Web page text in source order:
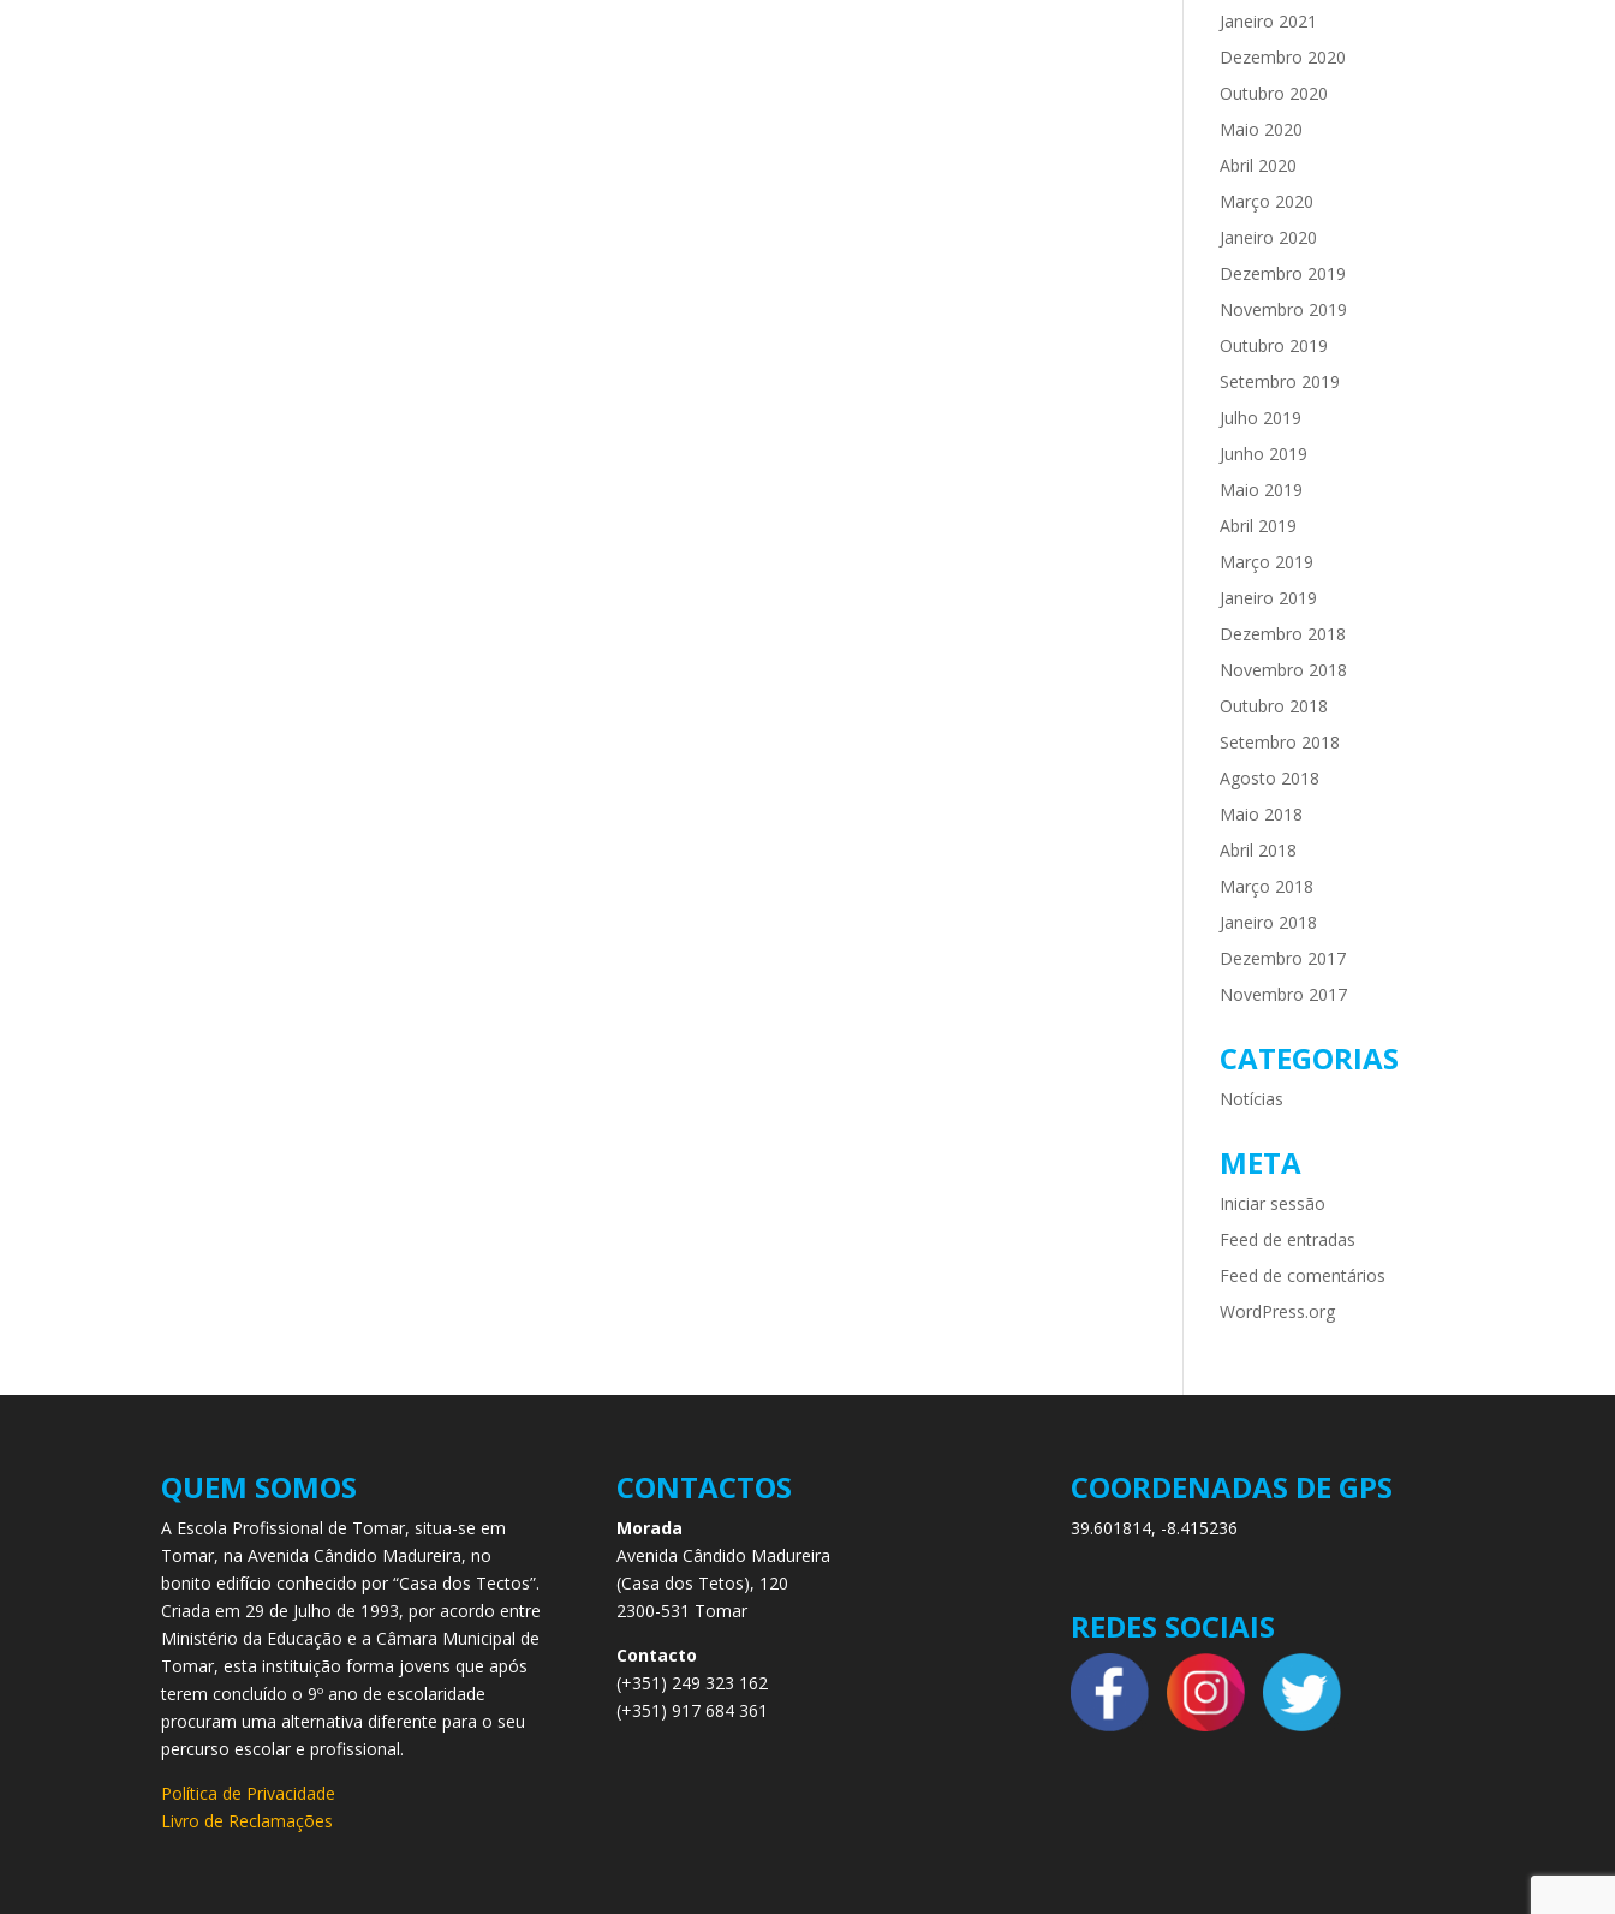
Janeiro 2021
Dezembro 2020
Outubro 2020
Maio 2020
Abril 2020
Março 2020
Janeiro 2020
Dezembro 2019
Novembro 2019
Outubro 2019
Setembro 2019
Julho 2019
Junho 2019
Maio 2019
Abril 2019
Março 2019
Janeiro 2019
Dezembro 2018
Novembro 2018
Outubro 2018
Setembro 2018
Agosto 2018
Maio 2018
Abril 2018
Março 2018
Janeiro 2018
Dezembro 2017
Novembro 2017
CATEGORIAS
Notícias
META
Iniciar sessão
Feed de entradas
Feed de comentários
WordPress.org
QUEM SOMOS
A Escola Profissional de Tomar, situa-se em
Tomar, na Avenida Cândido Madureira, no
bonito edifício conhecido por “Casa dos Tectos”.
Criada em 29 de Julho de 1993, por acordo entre
Ministério da Educação e a Câmara Municipal de
Tomar, esta instituição forma jovens que após
terem concluído o 9º ano de escolaridade
procuram uma alternativa diferente para o seu
percurso escolar e profissional.
Política de Privacidade
Livro de Reclamações
CONTACTOS
Morada
Avenida Cândido Madureira
(Casa dos Tetos), 120
2300-531 Tomar
Contacto
(+351) 249 323 162
(+351) 917 684 361
COORDENADAS DE GPS
39.601814, -8.415236
REDES SOCIAIS